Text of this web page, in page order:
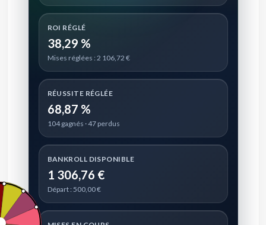
ROI RÉGLÉ
38,29 %
Mises réglées : 2 106,72 €
RÉUSSITE RÉGLÉE
68,87 %
104 gagnés · 47 perdus
BANKROLL DISPONIBLE
1 306,76 €
Départ : 500,00 €